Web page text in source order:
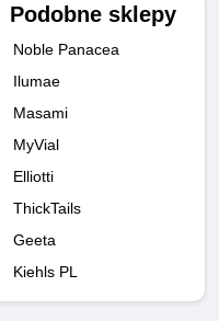
Podobne sklepy
Noble Panacea
Ilumae
Masami
MyVial
Elliotti
ThickTails
Geeta
Kiehls PL